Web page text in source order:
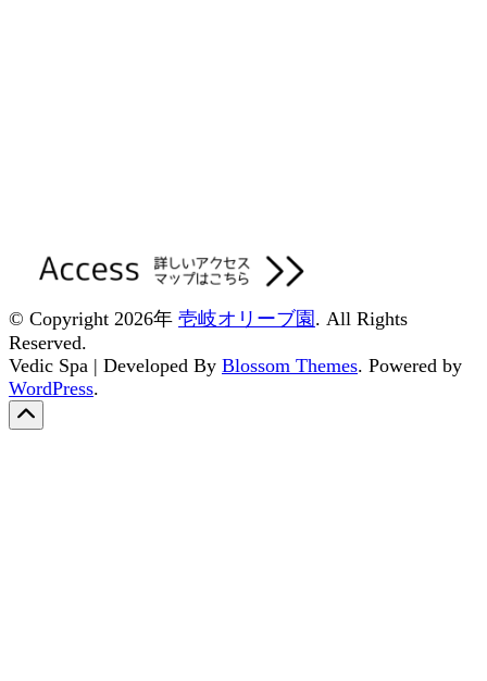
© Copyright 2026年 壱岐オリーブ園 . All Rights
Reserved.
Vedic Spa | Developed By Blossom Themes. Powered by
WordPress.